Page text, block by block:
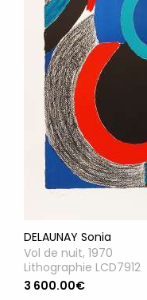
DELAUNAY Sonia
Vol de nuit, 1970
Lithographie LCD7912
3 600.00€